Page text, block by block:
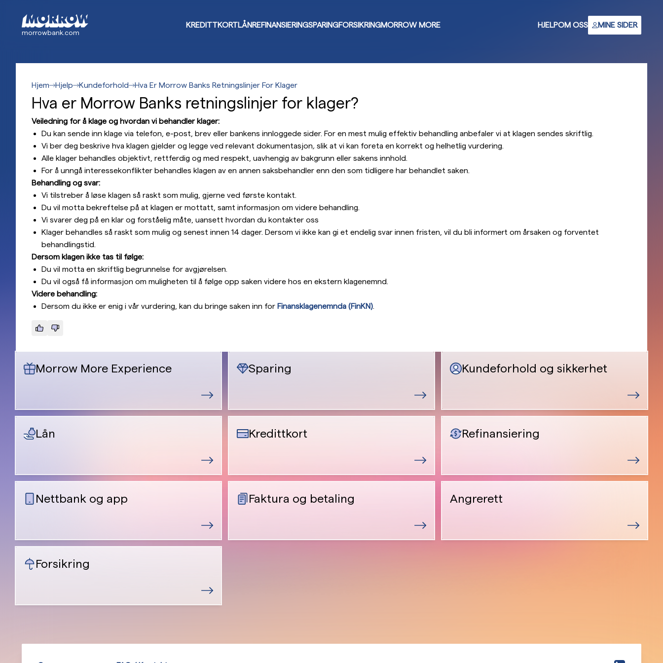
hovedinnhold
morrowbank.com
KREDITTKORTLÅNREFINANSIERINGSPARINGFORSIKRINGMORROW MORE HJELPOM OSS MINE SIDER
Hjem Hjelp Kundeforhold Hva Er Morrow Banks Retningslinjer For Klager
Hva er Morrow Banks retningslinjer for klager?
Veiledning for å klage og hvordan vi behandler klager:
Du kan sende inn klage via telefon, e-post, brev eller bankens innloggede sider. For en mest mulig effektiv behandling anbefaler vi at klagen sendes skriftlig.
Vi ber deg beskrive hva klagen gjelder og legge ved relevant dokumentasjon, slik at vi kan foreta en korrekt og helhetlig vurdering.
Alle klager behandles objektivt, rettferdig og med respekt, uavhengig av bakgrunn eller sakens innhold.
For å unngå interessekonflikter behandles klagen av en annen saksbehandler enn den som tidligere har behandlet saken.
Behandling og svar:
Vi tilstreber å løse klagen så raskt som mulig, gjerne ved første kontakt.
Du vil motta bekreftelse på at klagen er mottatt, samt informasjon om videre behandling.
Vi svarer deg på en klar og forståelig måte, uansett hvordan du kontakter oss
Klager behandles så raskt som mulig og senest innen 14 dager. Dersom vi ikke kan gi et endelig svar innen fristen, vil du bli informert om årsaken og forventet
behandlingstid.
Dersom klagen ikke tas til følge:
Du vil motta en skriftlig begrunnelse for avgjørelsen.
Du vil også få informasjon om muligheten til å følge opp saken videre hos en ekstern klagenemnd.
Videre behandling:
Dersom du ikke er enig i vår vurdering, kan du bringe saken inn for Finansklagenemnda (FinKN).
Morrow More Experience Sparing Kundeforhold og sikkerhet
Lån Kredittkort Refinansiering
Nettbank og app Faktura og betaling Angrerett
Forsikring